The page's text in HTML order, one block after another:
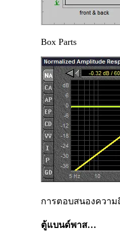
Box Parts
การตอบสนองความ
ตู้แบนด์พาส…